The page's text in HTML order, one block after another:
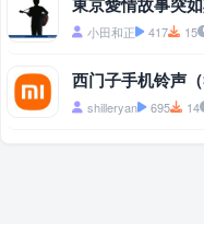
小田和正 417 15
西门子手机铃声
shilleryan 695 14